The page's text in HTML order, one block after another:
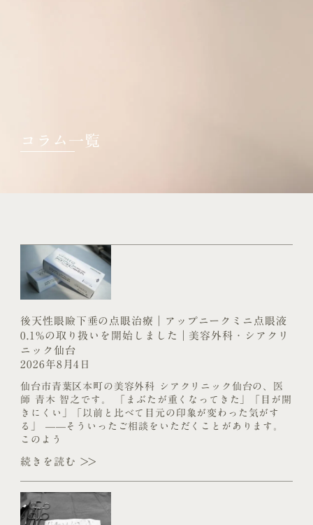
コラム一覧
後天性眼瞼下垂の点眼治療｜アップニークミニ点眼液
0.1%の取り扱いを開始しました｜美容外科・シアクリ
ニック仙台
2026年8月4日
仙台市青葉区本町の美容外科 シアクリニック仙台の、医
師 青木 智之です。 「まぶたが重くなってきた」「目が開
きにくい」「以前と比べて目元の印象が変わった気がす
る」 ——そういったご相談をいただくことがあります。
このよう
続きを読む >>